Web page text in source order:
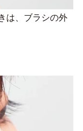
は、ブラシの外